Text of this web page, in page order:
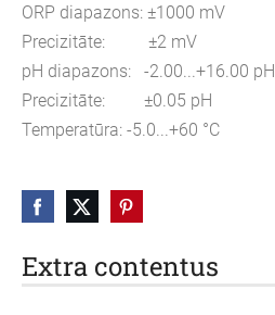
Extra contentus
ORP diapazons: ±1000 mV
Precizitāte: ±2 mV
pH diapazons: -2.00...+16.00 pH
Precizitāte: ±0.05 pH
Temperatūra: -5.0...+60 °C